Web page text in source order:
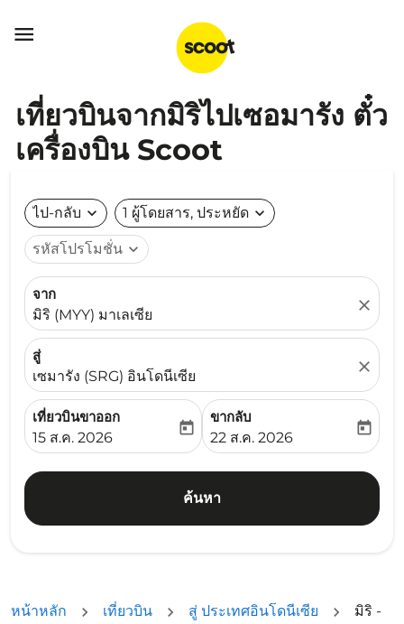

เที่ยวบินจากมิริไปเซอมารัง ตั๋ว
เครื่องบิน Scoot
ไป-กลับ expand_more 1 ผู้โดยสาร, ประหยัด expand_more
รหัสโปรโมชั่น expand_more
จาก
มิริ (MYY) มาเลเซีย
close
สู่
เซมารัง (SRG) อินโดนีเซีย
close
เที่ยวบินขาออก
fc-booking-departure-date-aria-label
15 ส.ค. 2026
today
ขากลับ
fc-booking-return-date-
22 ส.ค. 2026
today
ค้นหา
หน้าหลัก เที่ยวบิน สู่ ประเทศอินโดนีเซีย
มิริ -